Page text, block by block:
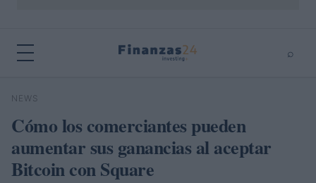
⌕
Buscar
NEWS
Cómo los comerciantes pueden
aumentar sus ganancias al aceptar
Bitcoin con Square